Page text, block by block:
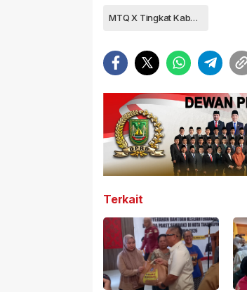
MTQ X Tingkat Kabupaten Natuna
Terkait